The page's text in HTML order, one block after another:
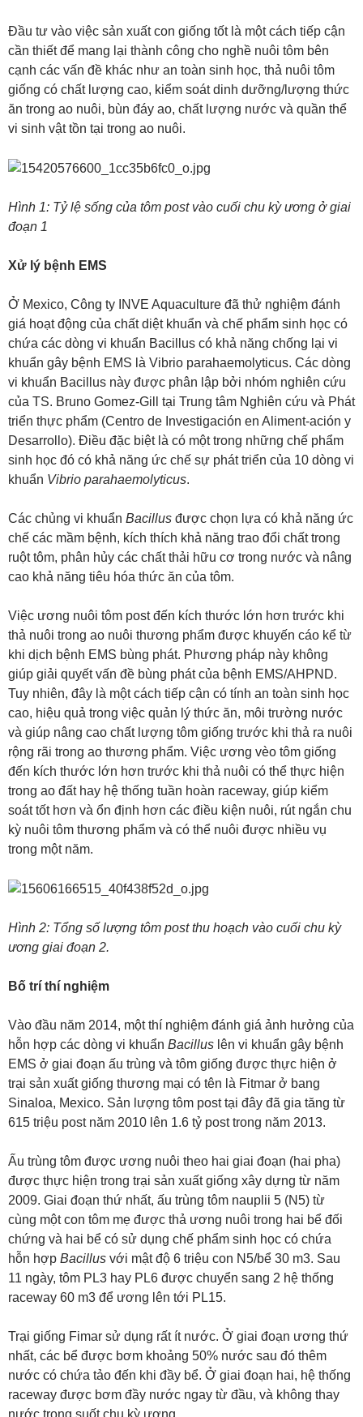
Đầu tư vào việc sản xuất con giống tốt là một cách tiếp cận
cần thiết để mang lại thành công cho nghề nuôi tôm bên
cạnh các vấn đề khác như an toàn sinh học, thả nuôi tôm
giống có chất lượng cao, kiểm soát dinh dưỡng/lượng thức
ăn trong ao nuôi, bùn đáy ao, chất lượng nước và quần thể
vi sinh vật tồn tại trong ao nuôi.
Hình 1: Tỷ lệ sống của tôm post vào cuối chu kỳ ương ở giai
đoạn 1
Xử lý bệnh EMS
Ở Mexico, Công ty INVE Aquaculture đã thử nghiệm đánh
giá hoạt động của chất diệt khuẩn và chế phẩm sinh học có
chứa các dòng vi khuẩn Bacillus có khả năng chống lại vi
khuẩn gây bệnh EMS là Vibrio parahaemolyticus. Các dòng
vi khuẩn Bacillus này được phân lập bởi nhóm nghiên cứu
của TS. Bruno Gomez-Gill tại Trung tâm Nghiên cứu và Phát
triển thực phẩm (Centro de Investigación en Aliment-ación y
Desarrollo). Điều đặc biệt là có một trong những chế phẩm
sinh học đó có khả năng ức chế sự phát triển của 10 dòng vi
khuẩn Vibrio parahaemolyticus.
Các chủng vi khuẩn Bacillus được chọn lựa có khả năng ức
chế các mầm bệnh, kích thích khả năng trao đổi chất trong
ruột tôm, phân hủy các chất thải hữu cơ trong nước và nâng
cao khả năng tiêu hóa thức ăn của tôm.
Việc ương nuôi tôm post đến kích thước lớn hơn trước khi
thả nuôi trong ao nuôi thương phẩm được khuyến cáo kể từ
khi dịch bệnh EMS bùng phát. Phương pháp này không
giúp giải quyết vấn đề bùng phát của bệnh EMS/AHPND.
Tuy nhiên, đây là một cách tiếp cận có tính an toàn sinh học
cao, hiệu quả trong việc quản lý thức ăn, môi trường nước
và giúp nâng cao chất lượng tôm giống trước khi thả ra nuôi
rộng rãi trong ao thương phẩm. Việc ương vèo tôm giống
đến kích thước lớn hơn trước khi thả nuôi có thể thực hiện
trong ao đất hay hệ thống tuần hoàn raceway, giúp kiểm
soát tốt hơn và ổn định hơn các điều kiện nuôi, rút ngắn chu
kỳ nuôi tôm thương phẩm và có thể nuôi được nhiều vụ
trong một năm.
Hình 2: Tổng số lượng tôm post thu hoạch vào cuối chu kỳ
ương giai đoạn 2.
Bố trí thí nghiệm
Vào đầu năm 2014, một thí nghiệm đánh giá ảnh hưởng của
hỗn hợp các dòng vi khuẩn Bacillus lên vi khuẩn gây bệnh
EMS ở giai đoạn ấu trùng và tôm giống được thực hiện ở
trại sản xuất giống thương mại có tên là Fitmar ở bang
Sinaloa, Mexico. Sản lượng tôm post tại đây đã gia tăng từ
615 triệu post năm 2010 lên 1.6 tỷ post trong năm 2013.
Ấu trùng tôm được ương nuôi theo hai giai đoạn (hai pha)
được thực hiện trong trại sản xuất giống xây dựng từ năm
2009. Giai đoạn thứ nhất, ấu trùng tôm nauplii 5 (N5) từ
cùng một con tôm mẹ được thả ương nuôi trong hai bể đối
chứng và hai bể có sử dụng chế phẩm sinh học có chứa
hỗn hợp Bacillus với mật độ 6 triệu con N5/bể 30 m3. Sau
11 ngày, tôm PL3 hay PL6 được chuyển sang 2 hệ thống
raceway 60 m3 để ương lên tới PL15.
Trại giống Fimar sử dụng rất ít nước. Ở giai đoạn ương thứ
nhất, các bể được bơm khoảng 50% nước sau đó thêm
nước có chứa tảo đến khi đầy bể. Ở giai đoạn hai, hệ thống
raceway được bơm đầy nước ngay từ đầu, và không thay
nước trong suốt chu kỳ ương.